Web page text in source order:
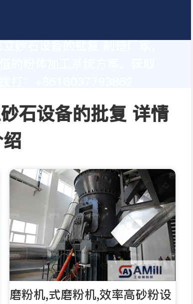
的粉体加工系统方案。获取
石设备的批复 详情
磨粉机,式磨粉机,效率高砂粉设